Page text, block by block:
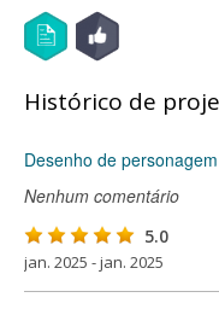
Histórico de
Desenho de
Nenhum comentário
5.0
jan. 2025 - jan. 2025